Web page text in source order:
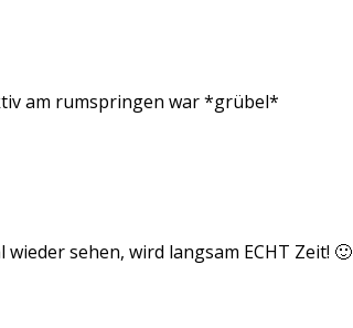
am rumspringen war *grübel*
sehen, wird langsam ECHT Zeit! 🙂